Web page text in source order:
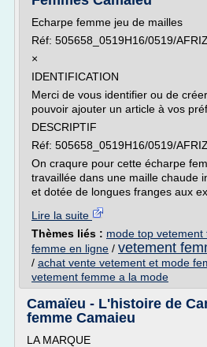
Echarpe femme jeu de mailles
Réf: 505658_0519H16/0519/
×
IDENTIFICATION
Merci de vous identifier ou de
pouvoir ajouter un article à vos
DESCRIPTIF
Réf: 505658_0519H16/0519/
On craqure pour cette écharpe
travaillée dans une maille chaude
et dotée de longues franges aux
Lire la suite
Thèmes liés : mode top vetement
femme en ligne / vetement
/ achat vente vetement et mode
vetement femme a la mode
Camaïeu - L'histoire de
femme Camaieu
LA MARQUE